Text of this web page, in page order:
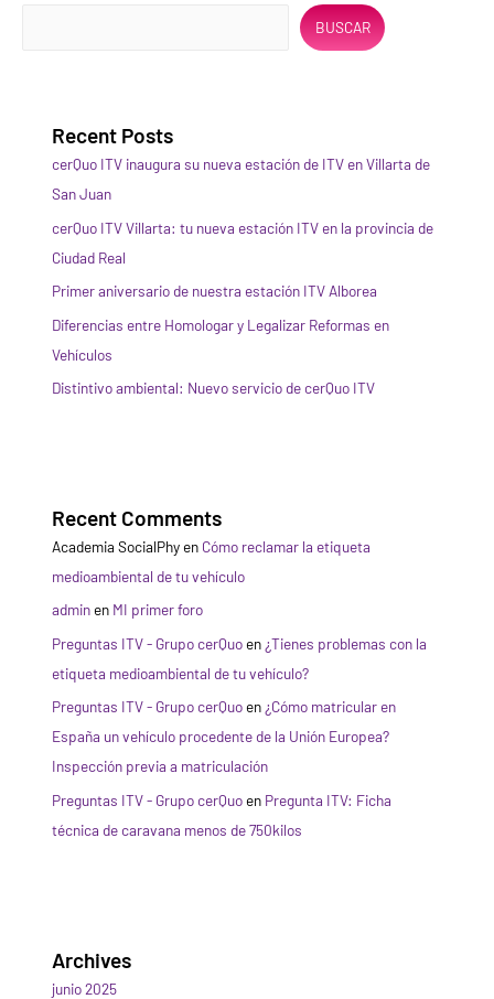
BUSCAR
Recent Posts
cerQuo ITV inaugura su nueva estación de ITV en Villarta de
San Juan
cerQuo ITV Villarta: tu nueva estación ITV en la provincia de
Ciudad Real
Primer aniversario de nuestra estación ITV Alborea
Diferencias entre Homologar y Legalizar Reformas en
Vehículos
Distintivo ambiental: Nuevo servicio de cerQuo ITV
Recent Comments
Academia SocialPhyen Cómo reclamar la etiqueta
medioambiental de tu vehículo
adminen MI primer foro
Preguntas ITV - Grupo cerQuoen ¿Tienes problemas con la
etiqueta medioambiental de tu vehículo?
Preguntas ITV - Grupo cerQuoen ¿Cómo matricular en
España un vehículo procedente de la Unión Europea?
Inspección previa a matriculación
Preguntas ITV - Grupo cerQuoen Pregunta ITV: Ficha
técnica de caravana menos de 750kilos
Archives
junio 2025